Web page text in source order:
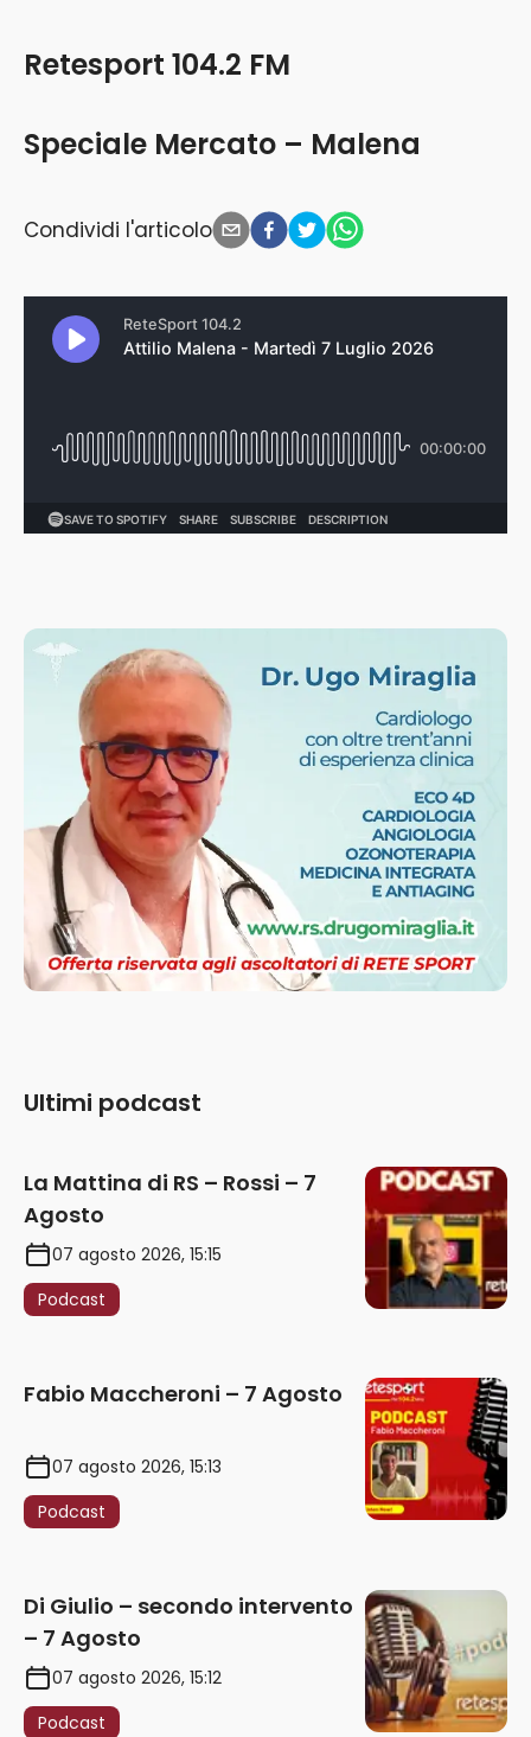
Speciale Mercato – Malena
Retesport 104.2 FM
Condividi l'articolo
Ultimi podcast
La Mattina di RS – Rossi – 7
Agosto
07 agosto 2026, 15:15
Podcast
Fabio Maccheroni – 7 Agosto
07 agosto 2026, 15:13
Podcast
Di Giulio – secondo intervento
– 7 Agosto
07 agosto 2026, 15:12
Podcast